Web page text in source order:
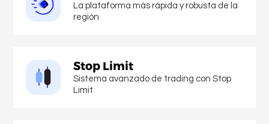
La plataforma más rápida y robusta de la
región
Stop Limit
Sistema avanzado de trading con Stop
Limit